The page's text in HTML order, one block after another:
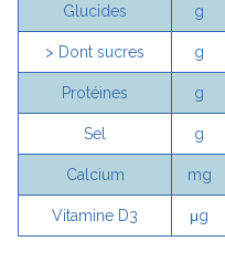
Glucides g
> Dont sucres g
Protéines g
Sel g
Calcium mg
Vitamine D3 μg